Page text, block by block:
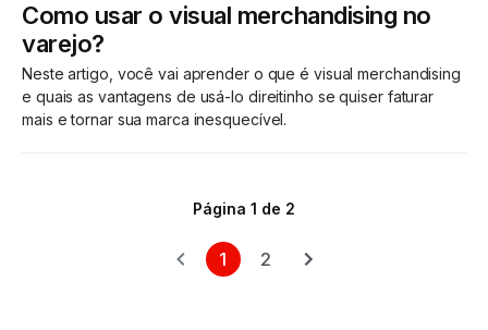
Como usar o visual merchandising no
varejo?
Neste artigo, você vai aprender o que é visual merchandising
e quais as vantagens de usá-lo direitinho se quiser faturar
mais e tornar sua marca inesquecível.
Página 1 de 2
1 2